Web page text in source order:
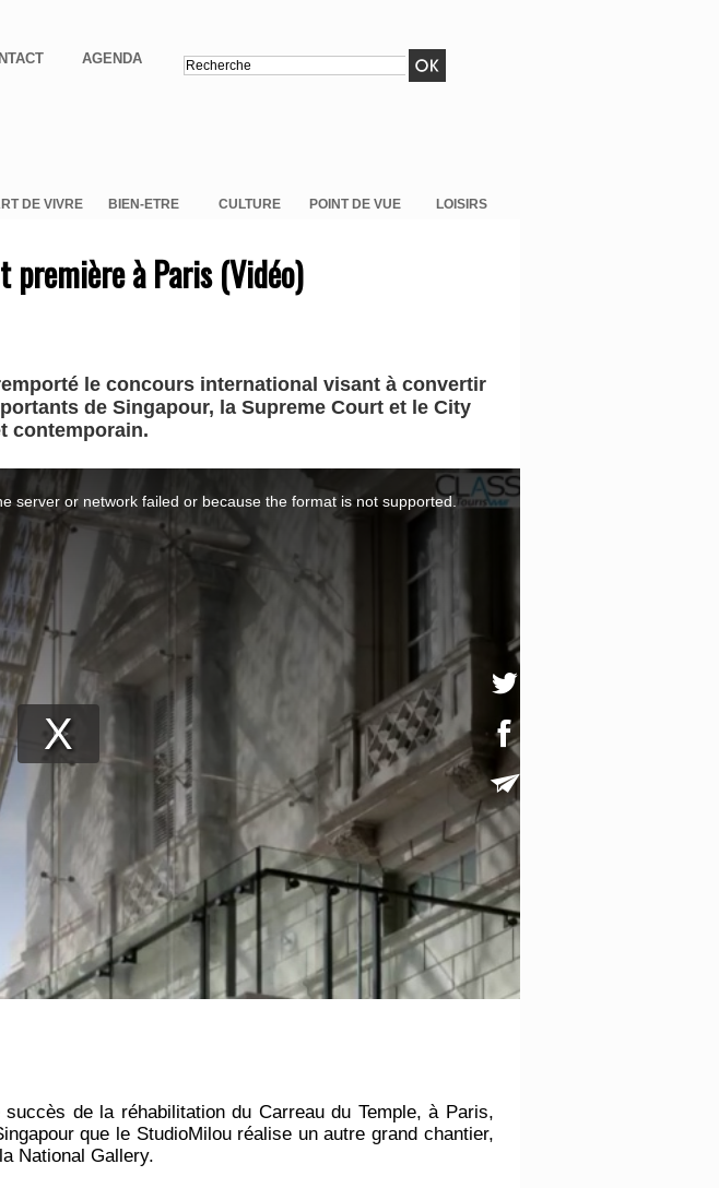
AGENDA
DE VIVRE BIEN-ETRE CULTURE POINT DE VUE LOISIRS
première à Paris (Vidéo)
le concours international visant à convertir
de Singapour, la Supreme Court et le City
contemporain.
succès de la réhabilitation du Carreau du Temple, à Paris,
que le StudioMilou réalise un autre grand chantier,
National Gallery.